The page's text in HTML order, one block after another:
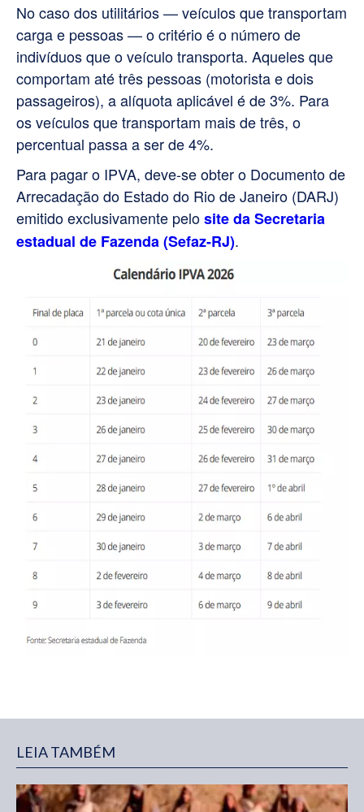
No caso dos utilitários — veículos que transportam
carga e pessoas — o critério é o número de
indivíduos que o veículo transporta. Aqueles que
comportam até três pessoas (motorista e dois
passageiros), a alíquota aplicável é de 3%. Para
os veículos que transportam mais de três, o
percentual passa a ser de 4%.
Para pagar o IPVA, deve-se obter o Documento de
Arrecadação do Estado do Rio de Janeiro (DARJ)
emitido exclusivamente pelosite da Secretaria
estadual de Fazenda (Sefaz-RJ).
LEIA TAMBÉM